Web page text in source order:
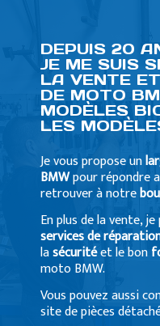
DEPUIS 20
JE ME SUIS
LA VENTE
DE MOTO
MODÈLES
LES
Je vous propose un
BMWpour répondre
retrouver à notre
En plus de la vente,
services de
lasécuritéet le bon
moto BMW.
Vous pouvez aussi
site de pièces